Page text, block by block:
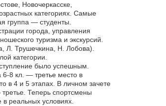
Новочеркасске,
категориях. Самые
группа — студенты.
города, управления
туризма и экскурсий.
Л. Трушечкина, Н. Лобова).
категории.
было успешным.
6-8 кл. — третье место в
в 4 и 5 этапах. В личном зачете
Теперь спортсмены
в реальных условиях.